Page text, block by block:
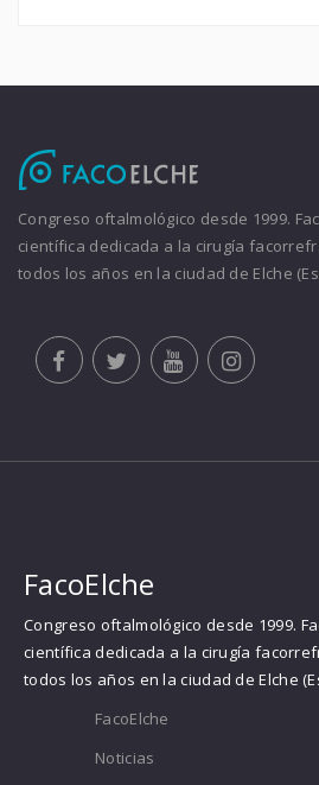
Congreso oftalmológico desde 1999.
científica dedicada a la cirugía
todos los años en la ciudad de Elche
FacoElche
Congreso oftalmológico desde 1999.
científica dedicada a la cirugía
todos los años en la ciudad de Elche
FacoElche
Noticias